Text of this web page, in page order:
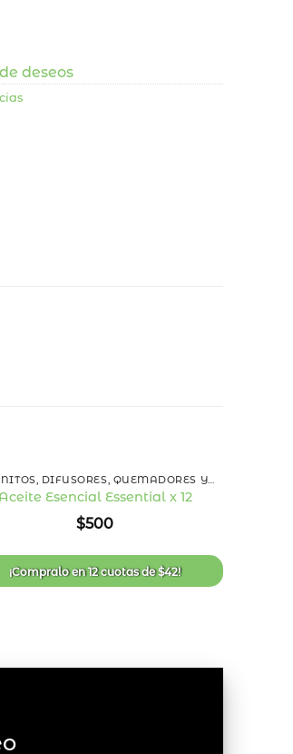
deseos
de
deseos
HORNITOS, DIFUSORES, QUEMADORES Y ESENCIAS
Aceite Esencial Essential x 12
$500
¡Compralo en12 cuotasde$42!